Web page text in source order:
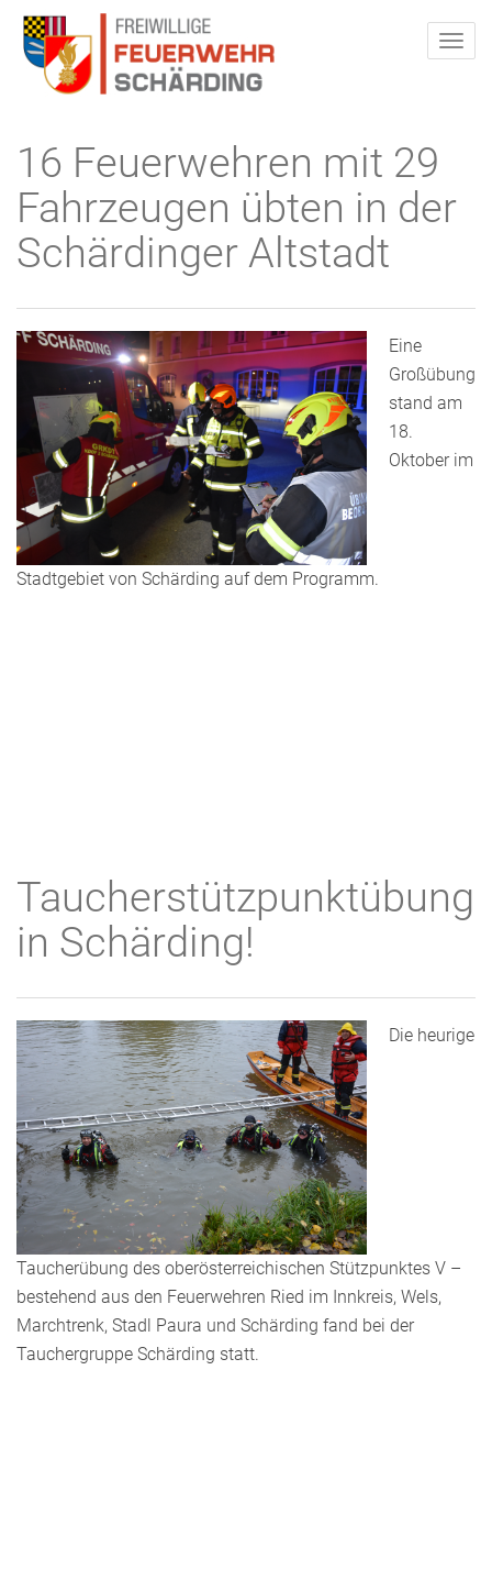
16 Feuerwehren mit 29
Fahrzeugen übten in der
Schärdinger Altstadt
Eine
Großübung
stand am
18.
Oktober im
Stadtgebiet von Schärding auf dem Programm.
Taucherstützpunktübung
in Schärding!
Die heurige
Taucherübung des oberösterreichischen Stützpunktes V –
bestehend aus den Feuerwehren Ried im Innkreis, Wels,
Marchtrenk, Stadl Paura und Schärding fand bei der
Tauchergruppe Schärding statt.